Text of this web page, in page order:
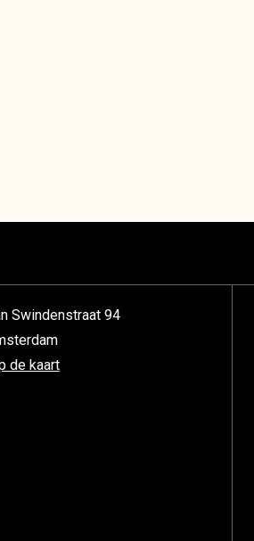
Swindenstraat 94
de kaart